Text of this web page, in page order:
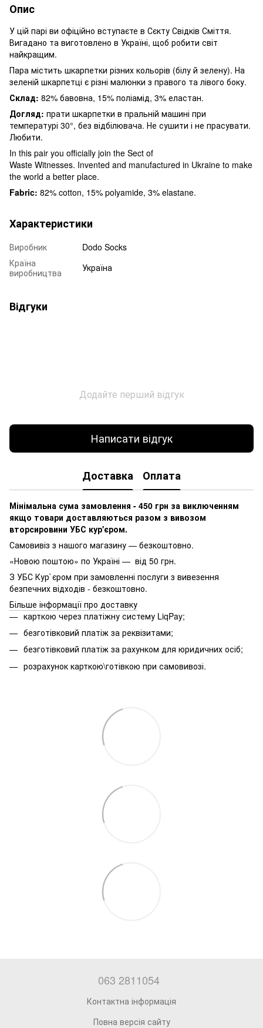
Опис
У цій парі ви офіційно вступаєте в Сєкту Свідків Сміття.
Вигадано та виготовлено в Україні, щоб робити світ
найкращим.
Пара містить шкарпетки різних кольорів (білу й зелену). На
зеленій шкарпетці є різні малюнки з правого та лівого боку.
Склад: 82% бавовна, 15% поліамід, 3% еластан.
Догляд: прати шкарпетки в пральній машині при
температурі 30°, без відбілювача. Не сушити і не прасувати.
Любити.
In this pair you officially join the Sect of
Waste Witnesses. Invented and manufactured in Ukraine to make
the world a better place.
Fabric: 82% cotton, 15% polyamide, 3% elastane.
Характеристики
Виробник
Dodo Socks
Країна
виробництва
Україна
Відгуки
Додайте перший відгук
Написати відгук
Доставка Оплата
Мінімальна сума замовлення - 450 грн за виключенням
якщо товари доставляються разом з вивозом
вторсировини УБС кур'єром.
Самовивіз з нашого магазину — безкоштовно.
«Новою поштою» по Україні — від 50 грн.
З УБС Кур`єром при замовленні послуги з вивезення
безпечних відходів - безкоштовно.
Більше інформації про доставку
карткою через платіжну систему LiqPay;
безготівковий платіж за реквізитами;
безготівковий платіж за рахунком для юридичних осіб;
розрахунок карткою\готівкою при самовивозі.
063 2811054
Контактна інформація
Повна версія сайту